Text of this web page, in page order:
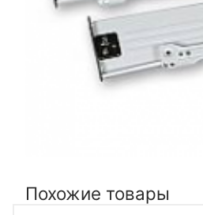
Похожие товары